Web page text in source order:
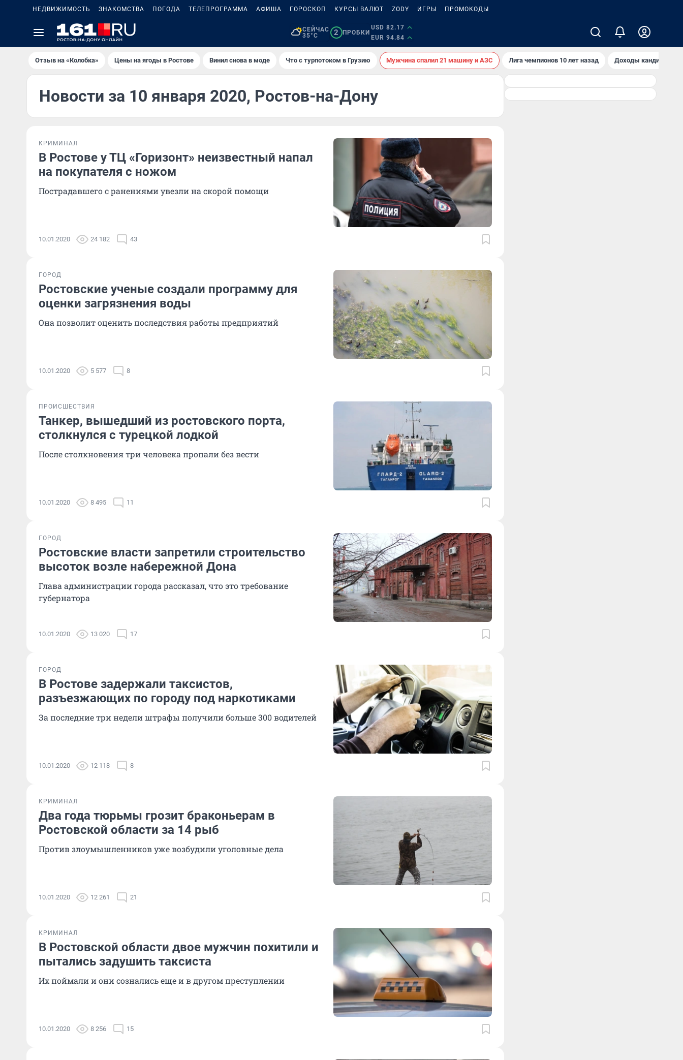
НЕДВИЖИМОСТЬ ЗНАКОМСТВА ПОГОДА ТЕЛЕПРОГРАММА АФИША ГОРОСКОП КУРСЫ ВАЛЮТ ZODY ИГРЫ ПРОМОКОДЫ
СЕЙЧАС
35°C
2 ПРОБКИ
USD 82.17
EUR 94.84
Отзыв на «Колобка» Цены на ягоды в Ростове Винил снова в моде Что с турпотоком в Грузию Мужчина спалил 21 машину и АЗС Лига чемпионов 10 лет назад Доходы кандидатов
Новости за 10 января 2020, Ростов-на-Дону
КРИМИНАЛ
В Ростове у ТЦ «Горизонт» неизвестный напал
на покупателя с ножом
Пострадавшего с ранениями увезли на скорой помощи
10.01.2020 24 182 43
ГОРОД
Ростовские ученые создали программу для
оценки загрязнения воды
Она позволит оценить последствия работы предприятий
10.01.2020 5 577 8
ПРОИСШЕСТВИЯ
Танкер, вышедший из ростовского порта,
столкнулся с турецкой лодкой
После столкновения три человека пропали без вести
10.01.2020 8 495 11
ГОРОД
Ростовские власти запретили строительство
высоток возле набережной Дона
Глава администрации города рассказал, что это требование
губернатора
10.01.2020 13 020 17
ГОРОД
В Ростове задержали таксистов,
разъезжающих по городу под наркотиками
За последние три недели штрафы получили больше 300 водителей
10.01.2020 12 118 8
КРИМИНАЛ
Два года тюрьмы грозит браконьерам в
Ростовской области за 14 рыб
Против злоумышленников уже возбудили уголовные дела
10.01.2020 12 261 21
КРИМИНАЛ
В Ростовской области двое мужчин похитили и
пытались задушить таксиста
Их поймали и они сознались еще и в другом преступлении
10.01.2020 8 256 15